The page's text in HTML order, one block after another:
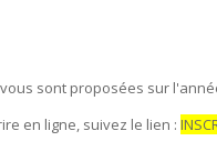
sont proposées sur
en ligne, suivez le lien :